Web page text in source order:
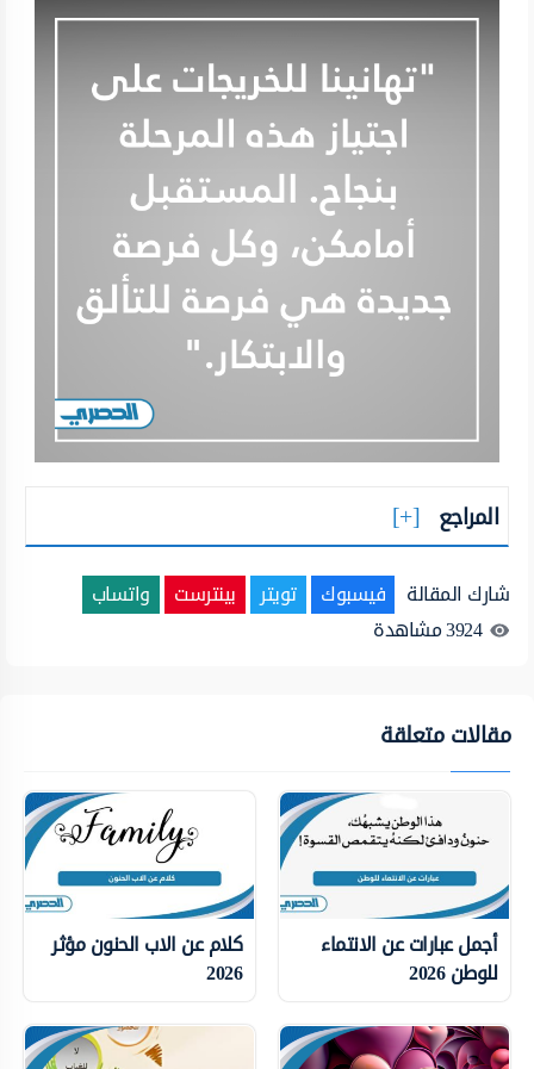
المراجع
شارك المقالة فيسبوك تويتر بينترست
واتساب
3924مشاهدة
مقالات متعلقة
أجمل عبارات عن الانتماء
للوطن 2026
كلام عن الاب الحنون مؤثر
2026